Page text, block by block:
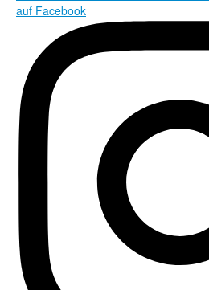
auf Facebook